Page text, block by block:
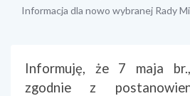
Informacja dla nowo wybranej Rady
Informuję, że 7 maja
zgodnie z